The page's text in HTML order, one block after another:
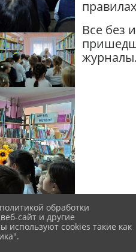
Все без
журналы.
обработки
сайт и другие
используют cookies такие как